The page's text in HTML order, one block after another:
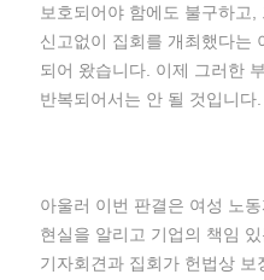
보호되어야 함에도 불구하고
신고없이 집회를 개최했다는
되어 왔습니다. 이제 그러한
반복되어서는 안 될 것입니다.
아울러 이번 판결은 여성 노
현실을 알리고 기업의 책임
기자회견과 집회가 헌법상